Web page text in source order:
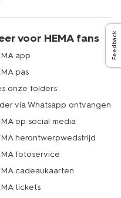
Feedback
in Nederland. Er zit
in de buurt. Daar koop
voor baby’s van 3-6
ook vele andere
en
en
meegroeikleding
voor HEMA fans
app
pas
onze folders
via Whatsapp ontvangen
op social media
herontwerpwedstrijd
fotoservice
cadeaukaarten
tickets